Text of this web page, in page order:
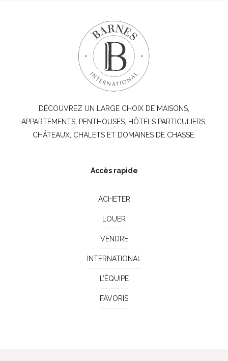
DÉCOUVREZ UN LARGE CHOIX DE MAISONS,
APPARTEMENTS, PENTHOUSES, HÔTELS PARTICULIERS,
CHÂTEAUX, CHALETS ET DOMAINES DE CHASSE.
Accès rapide
ACHETER
LOUER
VENDRE
INTERNATIONAL
L’ÉQUIPE
FAVORIS